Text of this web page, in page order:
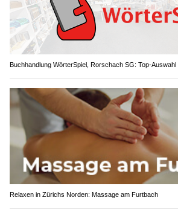
Buchhandlung WörterSpiel, Rorschach SG: Top-
Relaxen in Zürichs Norden: Massage am Furtbach